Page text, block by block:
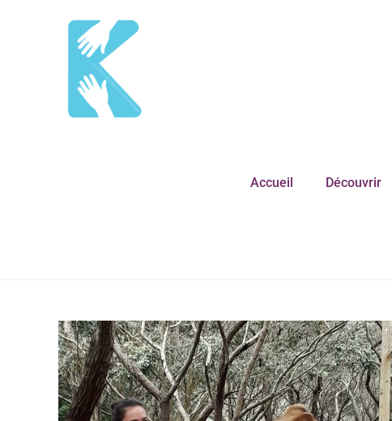
Accueil Découvrir